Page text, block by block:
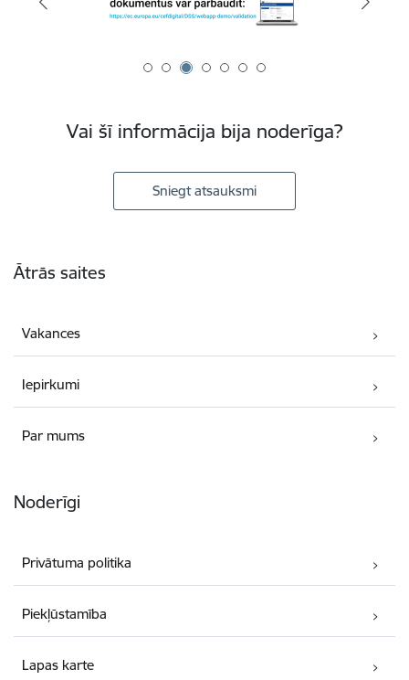
Vai šī informācija bija noderīga?
Sniegt atsauksmi
Ātrās saites
Vakances
Iepirkumi
Par mums
Noderīgi
Privātuma politika
Piekļūstamība
Lapas karte